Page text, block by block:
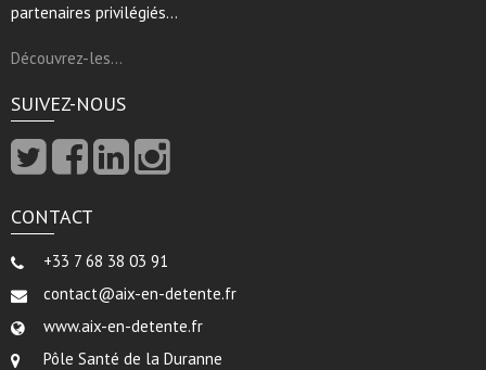
partenaires privilégiés…
Découvrez-les…
SUIVEZ-NOUS
CONTACT
+33 7 68 38 03 91
contact@aix-en-detente.fr
www.aix-en-detente.fr
Pôle Santé de la Duranne